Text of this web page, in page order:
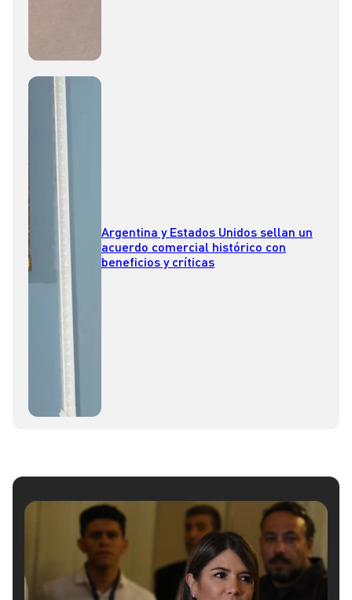
Argentina y Estados Unidos sellan un
acuerdo comercial histórico con
beneficios y críticas